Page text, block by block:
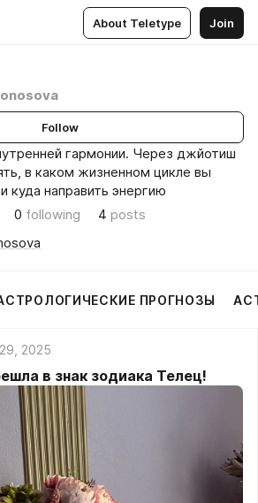
About Teletype Join
Follow
гармонии. Через джйотиш
в каком жизненном цикле вы
куда направить энергию
0 following 4 posts
ПРОГНОЗЫ
2025
в знак зодиака Телец!